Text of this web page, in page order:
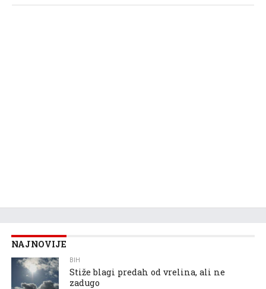
NAJNOVIJE
BIH
Stiže blagi predah od vrelina, ali ne
zadugo